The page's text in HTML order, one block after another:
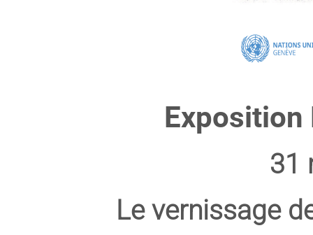
31
Le vernissage